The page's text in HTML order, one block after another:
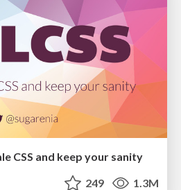
CSS and keep your sanity
249 1.3M